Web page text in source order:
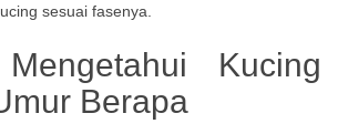
sesuai fasenya.
Kucing
Berapa